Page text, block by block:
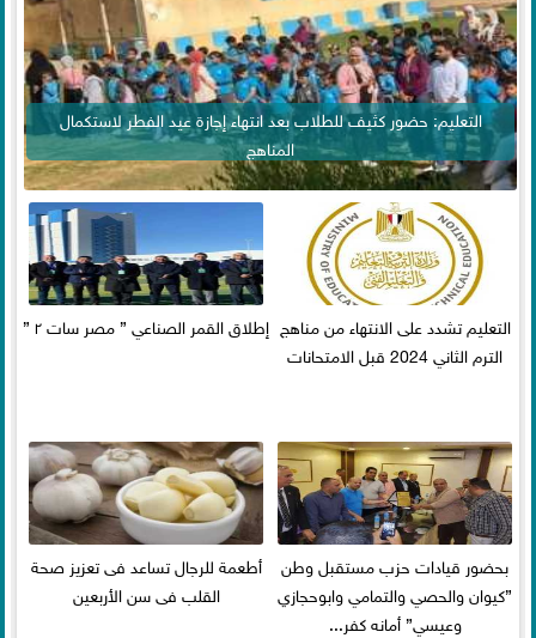
التعليم: حضور كثيف للطلاب بعد انتهاء إجازة عيد الفطر لاستكمال
المناهج
التعليم تشدد على الانتهاء من مناهج
الترم الثاني 2024 قبل الامتحانات
إطلاق القمر الصناعي ” مصر سات ٢ ”
بحضور قيادات حزب مستقبل وطن
”كيوان والحصي والتمامي وابوحجازي
وعيسي” أمانه كفر...
أطعمة للرجال تساعد فى تعزيز صحة
القلب فى سن الأربعين